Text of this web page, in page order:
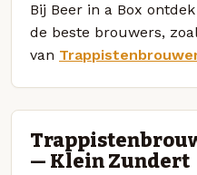
Bij Beer in a Box
de beste brouwers,
van
— Klein Zundert